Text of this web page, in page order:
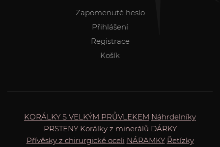
Zapomenuté heslo
Přihlášení
Registrace
Košík
KORÁLKY S VELKÝM PRŮVLEKEM Náhrdelníky
PRSTENY Korálky z minerálů DÁRKY
Přívěsky z chirurgické oceli NÁRAMKY Řetízky